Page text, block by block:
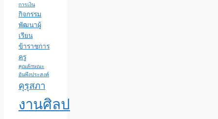
การเงิน
กิจกรรม
พัฒนาผู้
เรียน
ข้าราชการ
ครู
คุณลักษณะ
อันพึงประสงค์
คุรุสภา
งานศิลป